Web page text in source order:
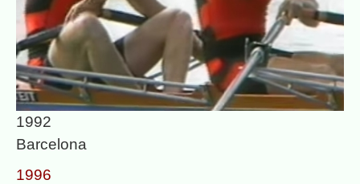
1992
Barcelona
1996